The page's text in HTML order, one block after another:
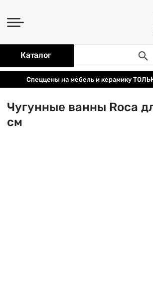
Каталог
Спеццены на мебель и керамику
Чугунные ванны Roca
см